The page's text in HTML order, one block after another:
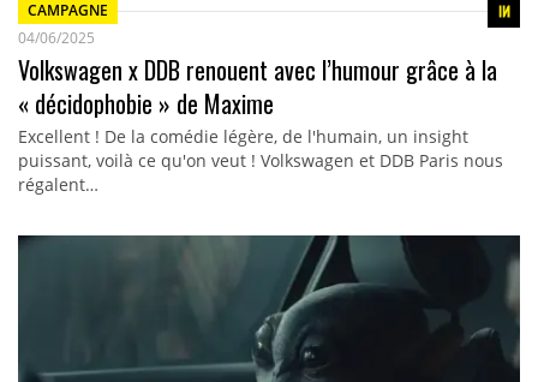
CAMPAGNE
04/06/2025
Volkswagen x DDB renouent avec l’humour grâce à la
« décidophobie » de Maxime
Excellent ! De la comédie légère, de l'humain, un insight
puissant, voilà ce qu'on veut ! Volkswagen et DDB Paris nous
régalent…